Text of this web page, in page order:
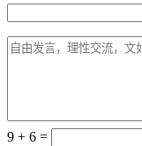
9 + 6 =